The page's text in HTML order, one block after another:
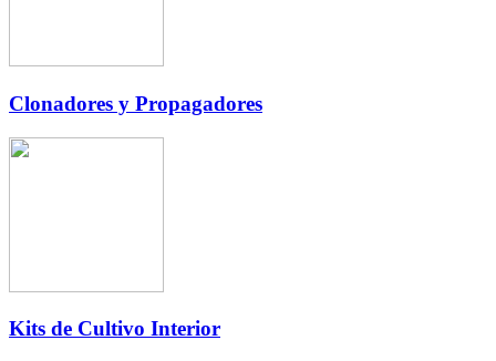
Clonadores y Propagadores
Kits de Cultivo Interior